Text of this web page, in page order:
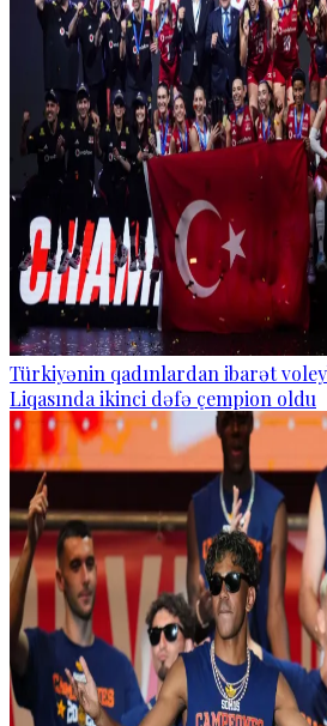
Türkiyənin qadınlardan ibarət
Liqasında ikinci dəfə çempion oldu